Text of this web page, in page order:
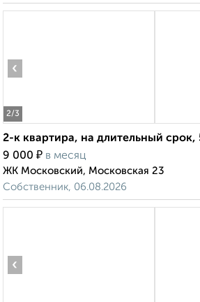
2/3
‹
2-к квартира, на длительный срок,
9 000 ₽ в месяц
ЖК Московский, Московская 23
Собственник, 06.08.2026
‹